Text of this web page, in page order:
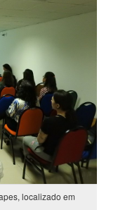
localizado em